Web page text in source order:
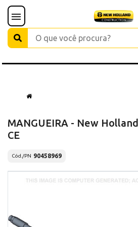
MANGUEIRA - New Holland
CE
Cód./PN 90458969